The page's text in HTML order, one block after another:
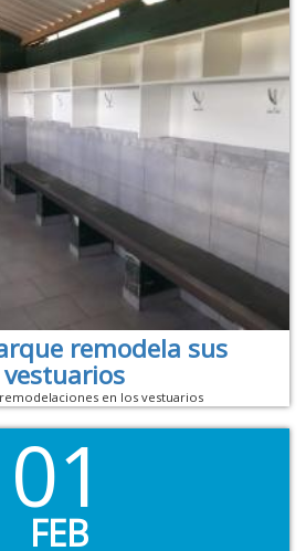
remodela sus
vestuarios
en los vestuarios
01
FEB